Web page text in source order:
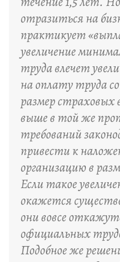
отразиться на
практикует
увеличение
труда влечет
на оплату труда
размер
выше в той же
требований
привести к
организацию в
Если такое
окажется
они вовсе
официальных
Подобное же